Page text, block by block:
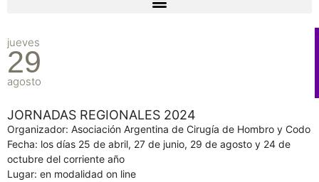
jueves
29
agosto
JORNADAS REGIONALES 2024
Organizador: Asociación Argentina de Cirugía de Hombro y Codo
Fecha: los días 25 de abril, 27 de junio, 29 de agosto y 24 de
octubre del corriente año
Lugar: en modalidad on line